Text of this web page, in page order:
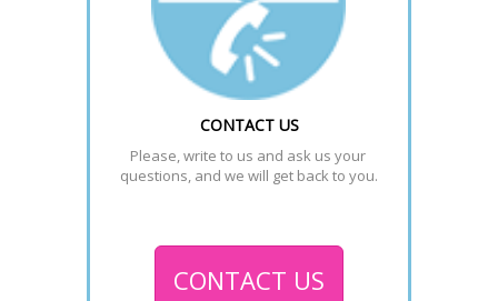
CONTACT US
Please, write to us and ask us your
questions, and we will get back to you.
CONTACT US